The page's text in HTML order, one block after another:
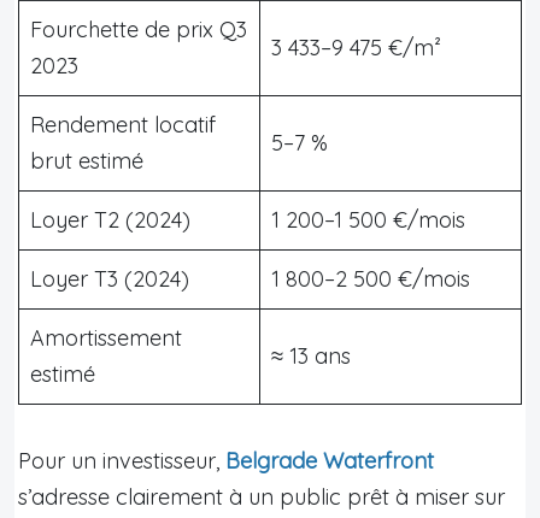
Fourchette de prix Q3
2023
3 433–9 475 €/m²
Rendement locatif
brut estimé
5–7 %
Loyer T2 (2024) 1 200–1 500 €/mois
Loyer T3 (2024) 1 800–2 500 €/mois
Amortissement
estimé
≈ 13 ans
Pour un investisseur, Belgrade Waterfront
s’adresse clairement à un public prêt à miser sur